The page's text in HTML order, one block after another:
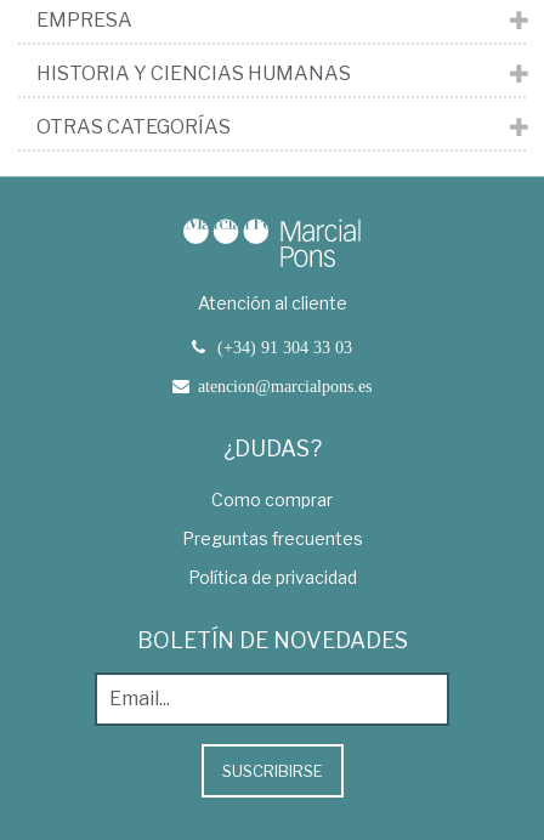
EMPRESA
HISTORIA Y CIENCIAS HUMANAS
OTRAS CATEGORÍAS
Atención al cliente
(+34) 91 304 33 03
atencion@marcialpons.es
¿DUDAS?
Como comprar
Preguntas frecuentes
Política de privacidad
BOLETÍN DE NOVEDADES
SUSCRIBIRSE